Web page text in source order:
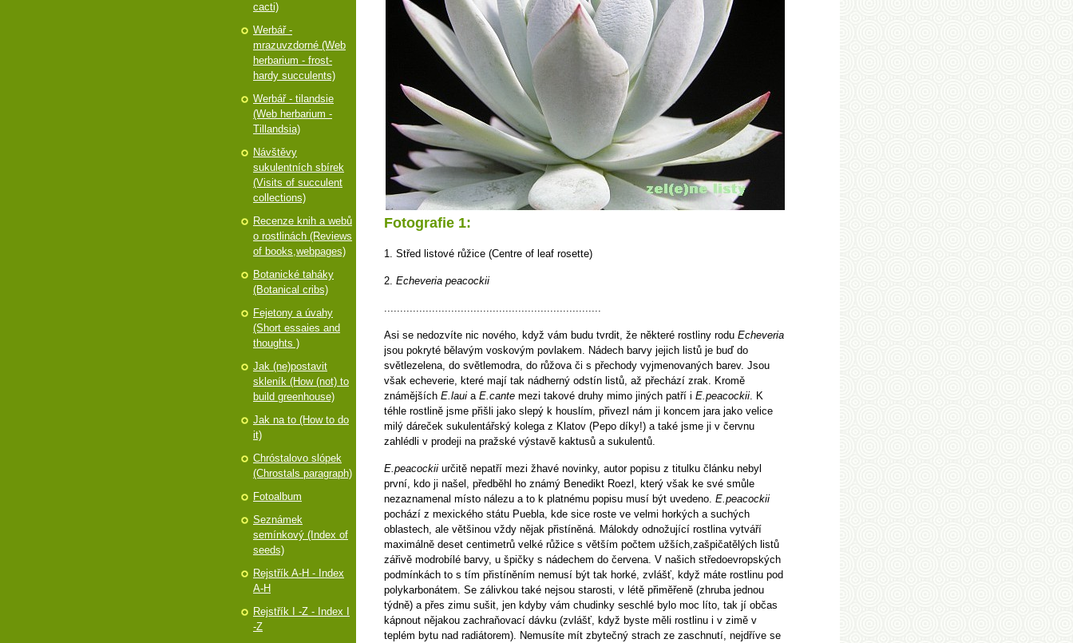
Fotografie 1:
1. Střed listové růžice (Centre of leaf rosette)
2. Echeveria peacockii
....................................................................
Asi se nedozvíte nic nového, když vám budu tvrdit, že některé rostliny rodu Echeveria
jsou pokryté bělavým voskovým povlakem. Nádech barvy jejich listů je buď do
světlezelena, do světlemodra, do růžova či s přechody vyjmenovaných barev. Jsou
však echeverie, které mají tak nádherný odstín listů, až přechází zrak. Kromě
známějších E.laui a E.cante mezi takové druhy mimo jiných patří i E.peacockii. K
téhle rostlině jsme přišli jako slepý k houslím, přivezl nám ji koncem jara jako velice
milý dáreček sukulentářský kolega z Klatov (Pepo díky!) a také jsme ji v červnu
zahlédli v prodeji na pražské výstavě kaktusů a sukulentů.
E.peacockii určitě nepatří mezi žhavé novinky, autor popisu z titulku článku nebyl
první, kdo ji našel, předběhl ho známý Benedikt Roezl, který však ke své smůle
nezaznamenal místo nálezu a to k platnému popisu musí být uvedeno. E.peacockii
pochází z mexického státu Puebla, kde sice roste ve velmi horkých a suchých
oblastech, ale většinou vždy nějak přistíněná. Málokdy odnožující rostlina vytváří
maximálně deset centimetrů velké růžice s větším počtem užších,zašpičatělých listů
zářivě modrobílé barvy, u špičky s nádechem do červena. V našich středoevropských
podmínkách to s tím přistíněním nemusí být tak horké, zvlášť, když máte rostlinu pod
polykarbonátem. Se zálivkou také nejsou starosti, v létě přiměřeně (zhruba jednou
týdně) a přes zimu sušit, jen kdyby vám chudinky seschlé bylo moc líto, tak jí občas
kápnout nějakou zachraňovací dávku (zvlášť, když byste měli rostlinu i v zimě v
teplém bytu nad radiátorem). Nemusíte mít zbytečný strach ze zaschnutí, nejdříve se
cacti)
Werbář -
mrazuvzdorné (Web
herbarium - frost-
hardy succulents)
Werbář - tilandsie
(Web herbarium -
Tillandsia)
Návštěvy
sukulentních sbírek
(Visits of succulent
collections)
Recenze knih a webů
o rostlinách (Reviews
of books,webpages)
Botanické taháky
(Botanical cribs)
Fejetony a úvahy
(Short essaies and
thoughts )
Jak (ne)postavit
skleník (How (not) to
build greenhouse)
Jak na to (How to do
it)
Chróstalovo slópek
(Chrostals paragraph)
Fotoalbum
Seznámek
semínkový (Index of
seeds)
Rejstřík A-H - Index
A-H
Rejstřík I -Z - Index I
-Z